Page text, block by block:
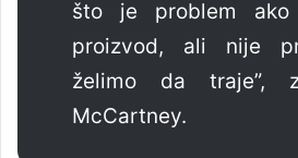
što je problem
proizvod, ali nije
želimo da traje”,
McCartney.